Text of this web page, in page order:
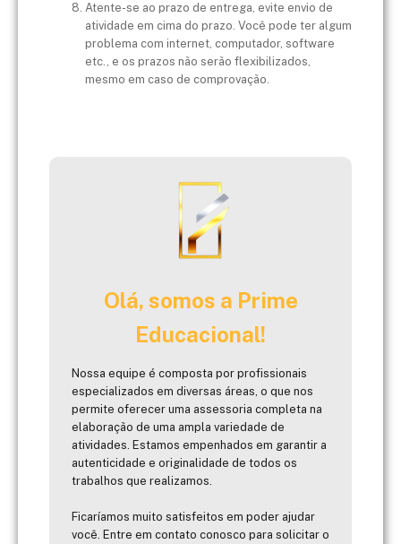
Atente-se ao prazo de entrega, evite envio de
atividade em cima do prazo. Você pode ter algum
problema com internet, computador, software
etc., e os prazos não serão flexibilizados,
mesmo em caso de comprovação.
Olá, somos a Prime
Educacional!
Nossa equipe é composta por profissionais
especializados em diversas áreas, o que nos
permite oferecer uma assessoria completa na
elaboração de uma ampla variedade de
atividades. Estamos empenhados em garantir a
autenticidade e originalidade de todos os
trabalhos que realizamos.
Ficaríamos muito satisfeitos em poder ajudar
você. Entre em contato conosco para solicitar o